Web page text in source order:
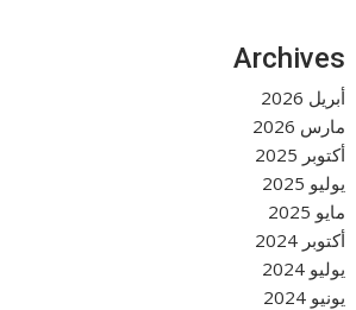
Archives
أبريل 2026
مارس 2026
أكتوبر 2025
يوليو 2025
مايو 2025
أكتوبر 2024
يوليو 2024
يونيو 2024